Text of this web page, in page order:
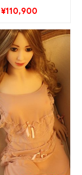
¥110,900